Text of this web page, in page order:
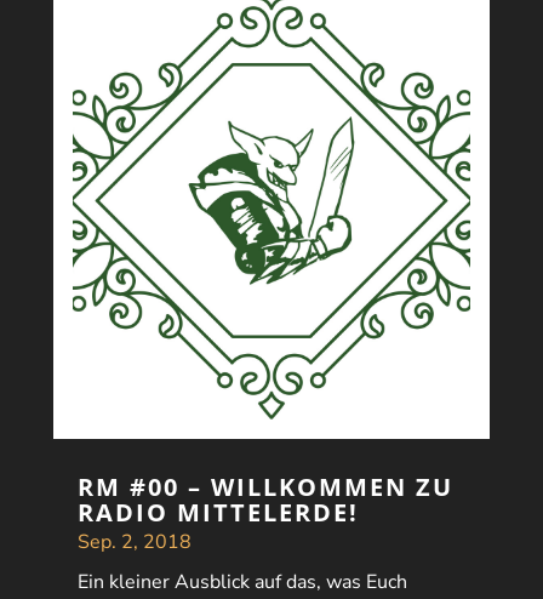
RM #00 – WILLKOMMEN ZU
RADIO MITTELERDE!
Sep. 2, 2018
Ein kleiner Ausblick auf das, was Euch